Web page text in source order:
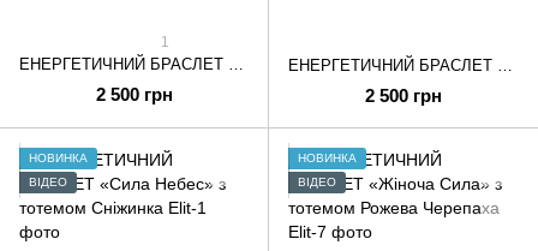
1
ЕНЕРГЕТИЧНИЙ БРАСЛЕТ «Золота Броня» з тотемом Божественний Лотос
2 500 грн
ЕНЕРГЕТИЧНИЙ БРАСЛЕТ «Обійми Бога» з тотемом Бджола
2 500 грн
НОВИНКА
ВІДЕО
НОВИНКА
ВІДЕО